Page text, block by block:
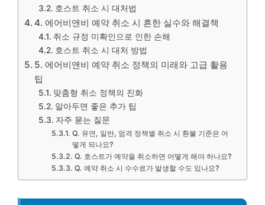
호스트 취소 시 대처법
4. 에어비앤비 예약 취소 시 흔한 실수와 해결책
취소 규정 미확인으로 인한 손해
호스트 취소 시 대처 방법
5. 에어비앤비 예약 취소 정책의 미래와 고급 활용
팁
맞춤형 취소 정책의 진화
알아두면 좋은 추가 팁
자주 묻는 질문
Q. 유연, 일반, 엄격 정책별 취소 시 환불 기준은 어
떻게 되나요?
Q. 호스트가 예약을 취소하면 어떻게 해야 하나요?
Q. 예약 취소 시 수수료가 발생할 수도 있나요?